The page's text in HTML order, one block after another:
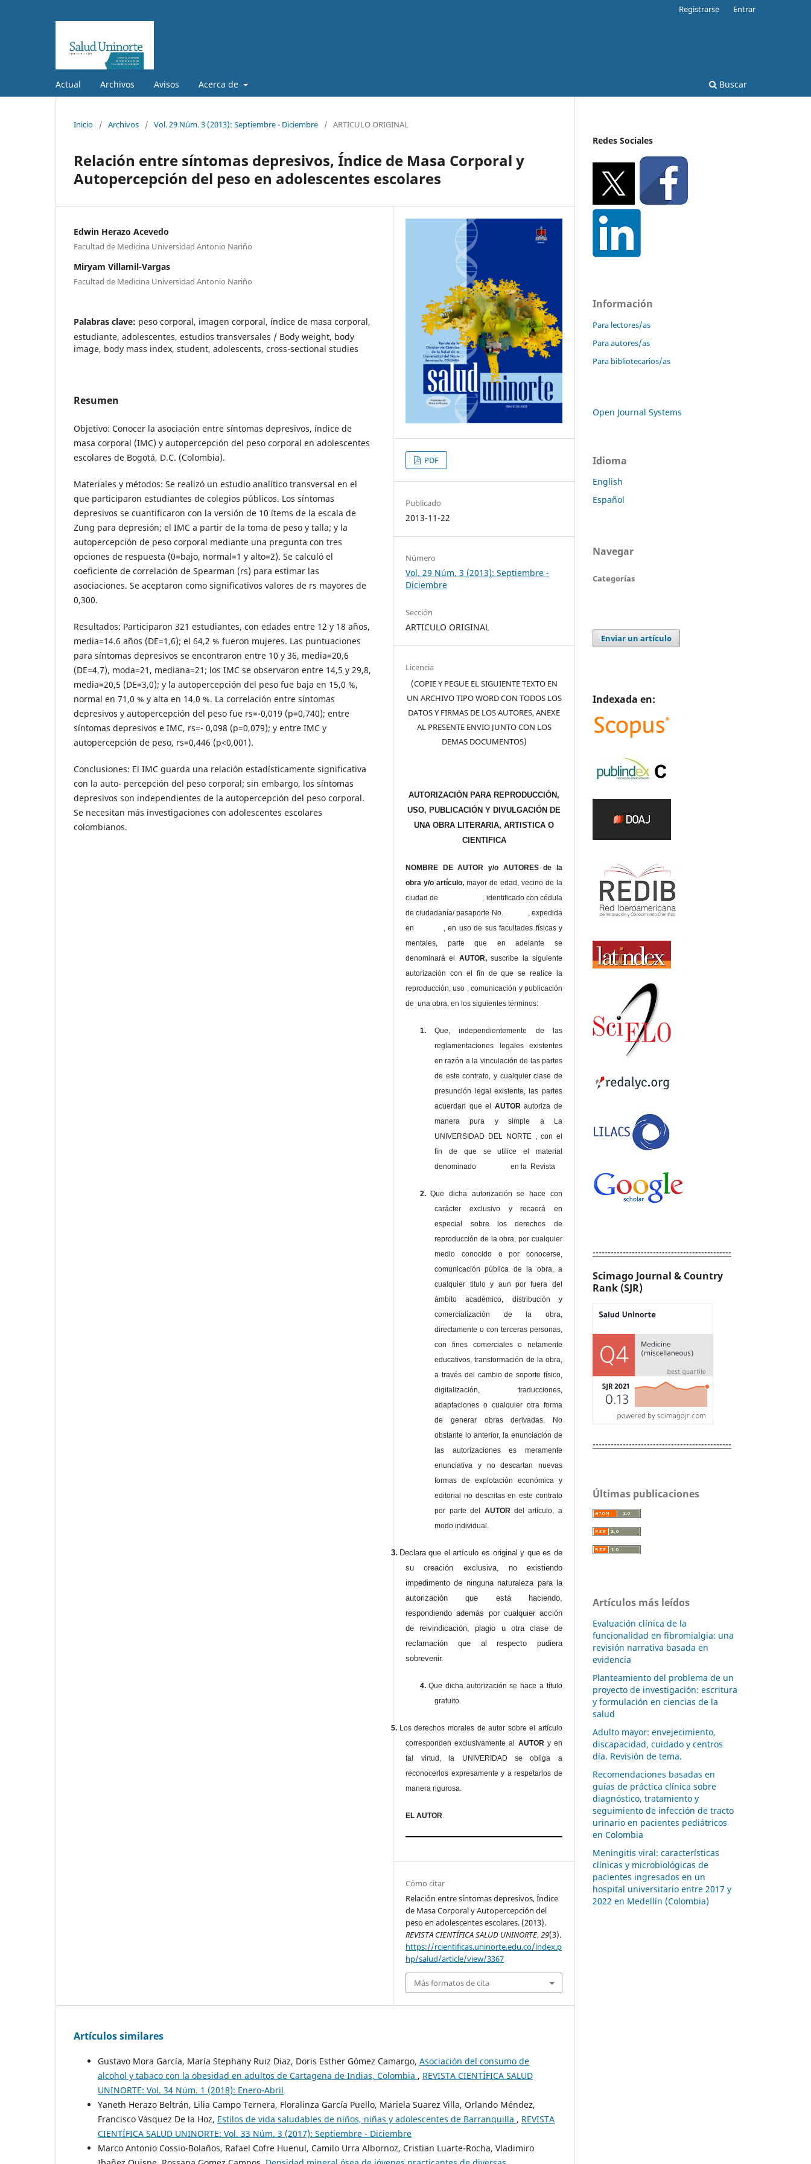
Actual Archivos Avisos Acerca de Buscar
Registrarse Entrar
Inicio / Archivos / Vol. 29 Núm. 3 (2013): Septiembre - Diciembre / ARTICULO ORIGINAL
Relación entre síntomas depresivos, Índice de Masa Corporal y
Autopercepción del peso en adolescentes escolares
Edwin Herazo Acevedo
Facultad de Medicina Universidad Antonio Nariño
Miryam Villamil-Vargas
Facultad de Medicina Universidad Antonio Nariño
Palabras clave: peso corporal, imagen corporal, índice de masa corporal,
estudiante, adolescentes, estudios transversales / Body weight, body
image, body mass index, student, adolescents, cross-sectional studies
Resumen
Objetivo: Conocer la asociación entre síntomas depresivos, índice de
masa corporal (IMC) y autopercepción del peso corporal en adolescentes
escolares de Bogotá, D.C. (Colombia).
Materiales y métodos: Se realizó un estudio analítico transversal en el
que participaron estudiantes de colegios públicos. Los síntomas
depresivos se cuantificaron con la versión de 10 ítems de la escala de
Zung para depresión; el IMC a partir de la toma de peso y talla; y la
autopercepción de peso corporal mediante una pregunta con tres
opciones de respuesta (0=bajo, normal=1 y alto=2). Se calculó el
coeficiente de correlación de Spearman (rs) para estimar las
asociaciones. Se aceptaron como significativos valores de rs mayores de
0,300.
Resultados: Participaron 321 estudiantes, con edades entre 12 y 18 años,
media=14.6 años (DE=1,6); el 64,2 % fueron mujeres. Las puntuaciones
para síntomas depresivos se encontraron entre 10 y 36, media=20,6
(DE=4,7), moda=21, mediana=21; los IMC se observaron entre 14,5 y 29,8,
media=20,5 (DE=3,0); y la autopercepción del peso fue baja en 15,0 %,
normal en 71,0 % y alta en 14,0 %. La correlación entre síntomas
depresivos y autopercepción del peso fue rs=-0,019 (p=0,740); entre
síntomas depresivos e IMC, rs=- 0,098 (p=0,079); y entre IMC y
autopercepción de peso, rs=0,446 (p<0,001).
Conclusiones: El IMC guarda una relación estadísticamente significativa
con la auto- percepción del peso corporal; sin embargo, los síntomas
depresivos son independientes de la autopercepción del peso corporal.
Se necesitan más investigaciones con adolescentes escolares
colombianos.
PDF
Publicado
2013-11-22
Número
Vol. 29 Núm. 3 (2013): Septiembre -
Diciembre
Sección
ARTICULO ORIGINAL
Licencia
(COPIE Y PEGUE EL SIGUIENTE TEXTO EN
UN ARCHIVO TIPO WORD CON TODOS LOS
DATOS Y FIRMAS DE LOS AUTORES, ANEXE
AL PRESENTE ENVIO JUNTO CON LOS
DEMAS DOCUMENTOS)
AUTORIZACIÓN PARA REPRODUCCIÓN,
USO, PUBLICACIÓN Y DIVULGACIÓN DE
UNA OBRA LITERARIA, ARTISTICA O
CIENTIFICA
NOMBRE DE AUTOR y/o AUTORES de la
obra y/o artículo,mayor de edad, vecino de la
ciudad de , identificado con cédula
de ciudadanía/ pasaporte No. , expedida
en , en uso de sus facultades físicas y
mentales, parte que en adelante se
denominará el
AUTOR,suscribe la siguiente
autorización con el fin de que se realice la
reproducción, uso , comunicación y publicación
de una obra, en los siguientes términos:
1.
Que, independientemente de las
reglamentaciones legales existentes
en razón a la vinculación de las partes
de este contrato, y cualquier clase de
presunción legal existente, las partes
acuerdan que el AUTORautoriza de
manera pura y simple a La
UNIVERSIDAD DEL NORTE , con el
fin de que se utilice el material
denominado en la Revista
2. Que dicha autorización se hace con
carácter exclusivo y recaerá en
especial sobre los derechos de
reproducción de la obra, por cualquier
medio conocido o por conocerse,
comunicación pública de la obra, a
cualquier titulo y aun por fuera del
ámbito académico, distribución y
comercialización de la obra,
directamente o con terceras personas,
con fines comerciales o netamente
educativos, transformación de la obra,
a través del cambio de soporte físico,
digitalización, traducciones,
adaptaciones o cualquier otra forma
de generar obras derivadas. No
obstante lo anterior, la enunciación de
las autorizaciones es meramente
enunciativa y no descartan nuevas
formas de explotación económica y
editorial no descritas en este contrato
por parte del AUTORdel artículo, a
modo individual.
3. Declara que el artículo es original y que es de
su creación exclusiva, no existiendo
impedimento de ninguna naturaleza para la
autorización que está haciendo,
respondiendo además por cualquier acción
de reivindicación, plagio u otra clase de
reclamación que al respecto pudiera
sobrevenir.
4. Que dicha autorización se hace a título
gratuito.
5. Los derechos morales de autor sobre el artículo
corresponden exclusivamente al AUTOR y en
tal virtud, la UNIVERIDAD se obliga a
reconocerlos expresamente y a respetarlos de
manera rigurosa.
EL AUTOR
Cómo citar
Relación entre síntomas depresivos, Índice
de Masa Corporal y Autopercepción del
peso en adolescentes escolares. (2013).
REVISTA CIENTÍFICA SALUD UNINORTE,29(3).
https://rcientificas.uninorte.edu.co/index.p
hp/salud/article/view/3367
Más formatos de cita
Artículos similares
Gustavo Mora García, María Stephany Ruiz Diaz, Doris Esther Gómez Camargo, Asociación del consumo de
alcohol y tabaco con la obesidad en adultos de Cartagena de Indias, Colombia , REVISTA CIENTÍFICA SALUD
UNINORTE: Vol. 34 Núm. 1 (2018): Enero-Abril
Yaneth Herazo Beltrán, Lilia Campo Ternera, Floralinza García Puello, Mariela Suarez Villa, Orlando Méndez,
Francisco Vásquez De la Hoz, Estilos de vida saludables de niños, niñas y adolescentes de Barranquilla , REVISTA
CIENTÍFICA SALUD UNINORTE: Vol. 33 Núm. 3 (2017): Septiembre - Diciembre
Marco Antonio Cossio-Bolaños, Rafael Cofre Huenul, Camilo Urra Albornoz, Cristian Luarte-Rocha, Vladimiro
Redes Sociales
Información
Para lectores/as
Para autores/as
Para bibliotecarios/as
Open Journal Systems
Idioma
English
Español
Navegar
Categorías
Enviar un artículo
Indexada en:
----------------------------------------------
Scimago Journal & Country
Rank (SJR)
----------------------------------------------
Últimas publicaciones
Artículos más leídos
Evaluación clínica de la
funcionalidad en fibromialgia: una
revisión narrativa basada en
evidencia
Planteamiento del problema de un
proyecto de investigación: escritura
y formulación en ciencias de la
salud
Adulto mayor: envejecimiento,
discapacidad, cuidado y centros
día. Revisión de tema.
Recomendaciones basadas en
guías de práctica clínica sobre
diagnóstico, tratamiento y
seguimiento de infección de tracto
urinario en pacientes pediátricos
en Colombia
Meningitis viral: características
clínicas y microbiológicas de
pacientes ingresados en un
hospital universitario entre 2017 y
2022 en Medellín (Colombia)